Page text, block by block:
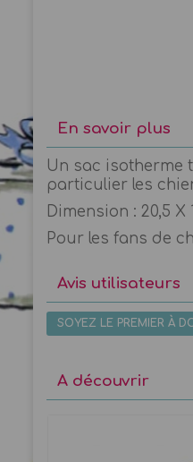
En savoir plus
Un sac isotherme
particulier les
Dimension : 20,5 X
Pour les fans de
Avis utilisateurs
SOYEZ LE PREMIER À
A découvrir